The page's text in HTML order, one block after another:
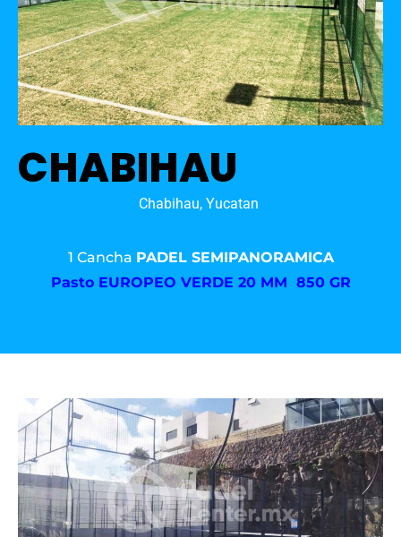
CHABIHAU
Chabihau, Yucatan
1 Cancha PADEL SEMIPANORAMICA
Pasto EUROPEO VERDE 20 MM 850 GR